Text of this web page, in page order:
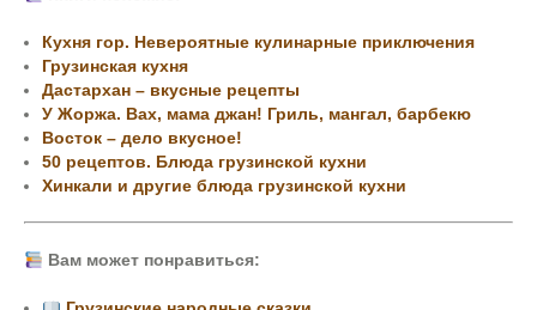
Кухня гор. Невероятные кулинарные приключения
Грузинская кухня
Дастархан – вкусные рецепты
У Жоржа. Вах, мама джан! Гриль, мангал, барбекю
Восток – дело вкусное!
50 рецептов. Блюда грузинской кухни
Хинкали и другие блюда грузинской кухни
Вам может понравиться: